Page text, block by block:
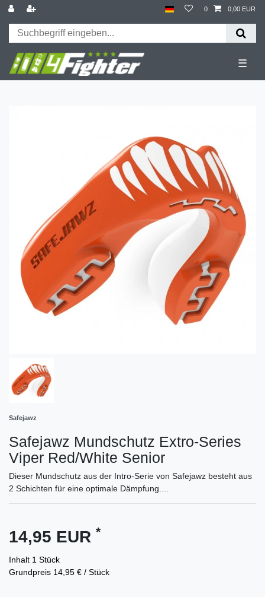
0 0,00 EUR
☰
Safejawz
Safejawz Mundschutz Extro-Series
Viper Red/White Senior
Dieser Mundschutz aus der Intro-Serie von Safejawz besteht aus
2 Schichten für eine optimale Dämpfung....
14,95 EUR *
Inhalt 1 Stück
Grundpreis 14,95 € / Stück